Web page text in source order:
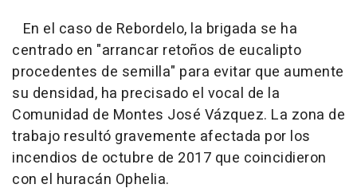
En el caso de Rebordelo, la brigada se ha
centrado en "arrancar retoños de eucalipto
procedentes de semilla" para evitar que aumente
su densidad, ha precisado el vocal de la
Comunidad de Montes José Vázquez. La zona de
trabajo resultó gravemente afectada por los
incendios de octubre de 2017 que coincidieron
con el huracán Ophelia.